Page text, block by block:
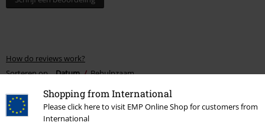
Shopping from International
Please click here to visit EMP Online Shop for customers from
International
How do reviews work?
Sorteren op
Datum Behulpzaam